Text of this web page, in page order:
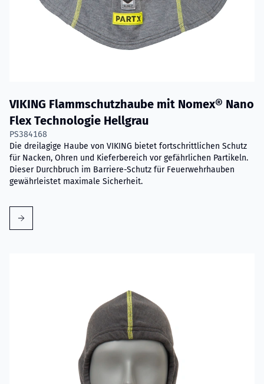
VIKING Flammschutzhaube mit Nomex® Nano
Flex Technologie Hellgrau
PS384168
Die dreilagige Haube von VIKING bietet fortschrittlichen Schutz
für Nacken, Ohren und Kieferbereich vor gefährlichen Partikeln.
Dieser Durchbruch im Barriere-Schutz für Feuerwehrhauben
gewährleistet maximale Sicherheit.